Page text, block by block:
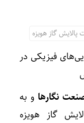
گاز هویزه
فیزیکی در
نگارها و به
گاز هویزه